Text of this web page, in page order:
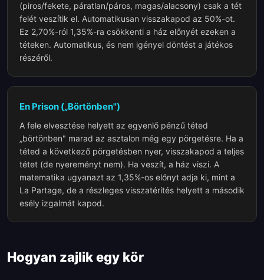
(piros/fekete, páratlan/páros, magas/alacsony) csak a tét
felét veszítik el. Automatikusan visszakapod az 50%-ot.
Ez 2,70%-ról 1,35%-ra csökkenti a ház előnyét ezeken a
téteken. Automatikus, és nem igényel döntést a játékos
részéről.
En Prison („Börtönben")
A fele elvesztése helyett az egyenlő pénzű téted
„börtönben" marad az asztalon még egy pörgetésre. Ha a
téted a következő pörgetésben nyer, visszakapod a teljes
tétet (de nyereményt nem). Ha veszít, a ház viszi. A
matematika ugyanazt az 1,35%-os előnyt adja ki, mint a
La Partage, de a részleges visszatérítés helyett a második
esély izgalmát kapod.
Hogyan zajlik egy kör